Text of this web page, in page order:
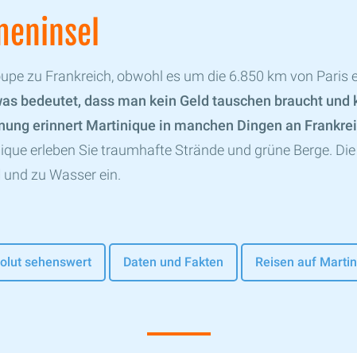
zu Frankreich, obwohl es um die 6.850 km von Paris
bedeutet, dass man kein Geld tauschen braucht
erinnert Martinique in manchen Dingen an
erleben Sie traumhafte Strände und grüne Berge.
zu Wasser ein.
sehenswert Daten und Fakten Reisen auf